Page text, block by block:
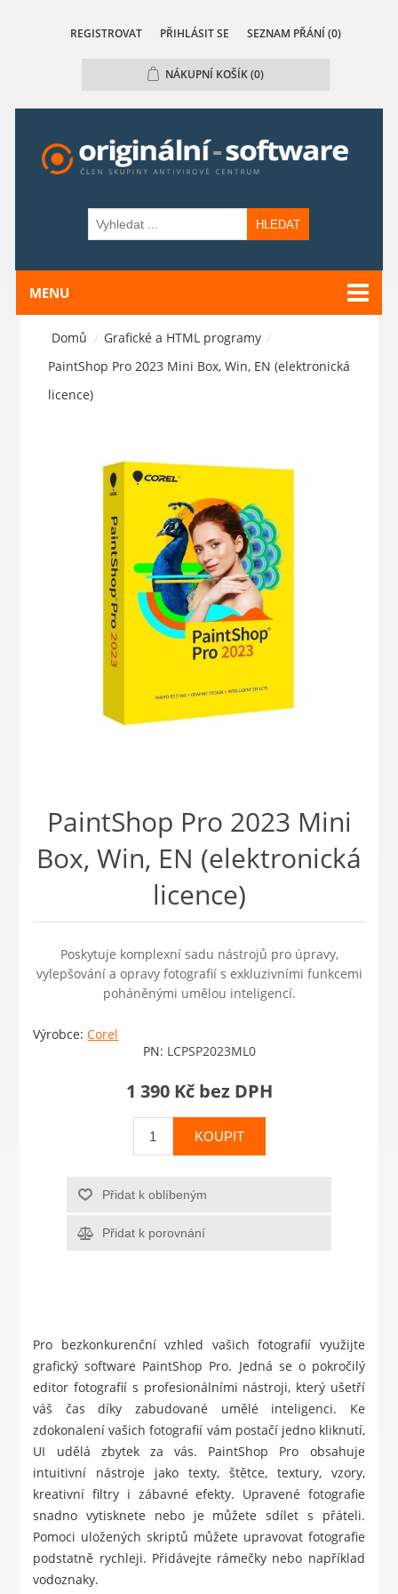
REGISTROVAT PŘIHLÁSIT SE SEZNAM PŘÁNÍ (0)
NÁKUPNÍ KOŠÍK(0)
HLEDAT
MENU
Domů / Grafické a HTML programy /
PaintShop Pro 2023 Mini Box, Win, EN (elektronická
licence)
PaintShop Pro 2023 Mini
Box, Win, EN (elektronická
licence)
Poskytuje komplexní sadu nástrojů pro úpravy,
vylepšování a opravy fotografií s exkluzivními funkcemi
poháněnými umělou inteligencí.
Výrobce: Corel
PN: LCPSP2023ML0
1 390 Kč bez DPH
KOUPIT
Přidat k oblíbeným
Přidat k porovnání
Pro bezkonkurenční vzhled vašich fotografií využijte
grafický software PaintShop Pro. Jedná se o pokročilý
editor fotografií s profesionálními nástroji, který ušetří
váš čas díky zabudované umělé inteligenci. Ke
zdokonalení vašich fotografií vám postačí jedno kliknutí,
UI udělá zbytek za vás. PaintShop Pro obsahuje
intuitivní nástroje jako texty, štětce, textury, vzory,
kreativní filtry i zábavné efekty. Upravené fotografie
snadno vytisknete nebo je můžete sdílet s přáteli.
Pomoci uložených skriptů můžete upravovat fotografie
podstatně rychleji. Přidávejte rámečky nebo například
vodoznaky.